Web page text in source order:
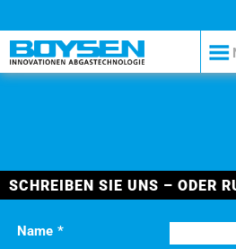
PRESSE AGB KONTAKT
SCHREIBEN SIE UNS – ODER
Name *